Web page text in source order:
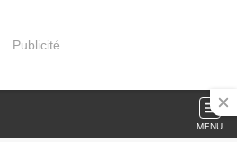
Publicité
MENU